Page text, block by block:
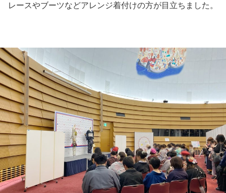
レースやブーツなどアレンジ着付けの方が目立ちました。